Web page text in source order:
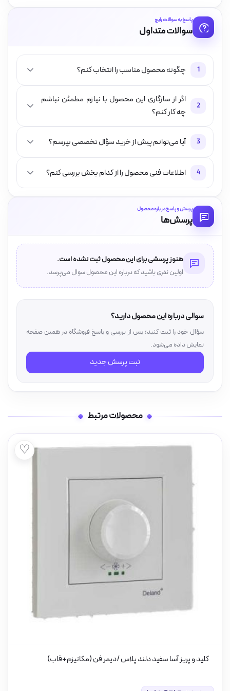
پاسخ به سوالات رایج
سوالات متداول
1 چگونه محصول مناسب را انتخاب کنم؟
2
اگر از سازگاری این محصول با نیازم مطمئن نباشم
چه کار کنم؟
3 آیا می‌توانم پیش از خرید سؤال تخصصی بپرسم؟
4 اطلاعات فنی محصول را از کدام بخش بررسی کنم؟
پرسش و پاسخ درباره محصول
پرسش‌ها
هنوز پرسشی برای این محصول ثبت نشده است.
اولین نفری باشید که درباره این محصول سوال می‌پرسد.
سوالی درباره این محصول دارید؟
سؤال خود را ثبت کنید؛ پس از بررسی و پاسخ فروشگاه در همین صفحه
نمایش داده می‌شود.
ثبت پرسش جدید
محصولات مرتبط
♡
کلید و پریز آسا سفید دلند پلاس /دیمر فن (مکانیزم+قاب)